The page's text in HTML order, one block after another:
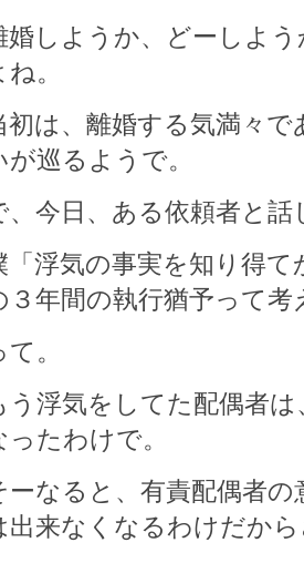
婚しようか、どーしよ
ね。
初は、離婚する気満々
が巡るようで。
、今日、ある依頼者と話
「浮気の事実を知り得
３年間の執行猶予って
て。
う浮気をしてた配偶者
ったわけで。
ーなると、有責配偶者
出来なくなるわけだか